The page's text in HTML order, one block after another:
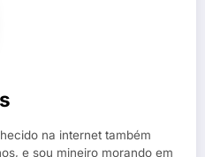
na internet também
e sou mineiro morando em